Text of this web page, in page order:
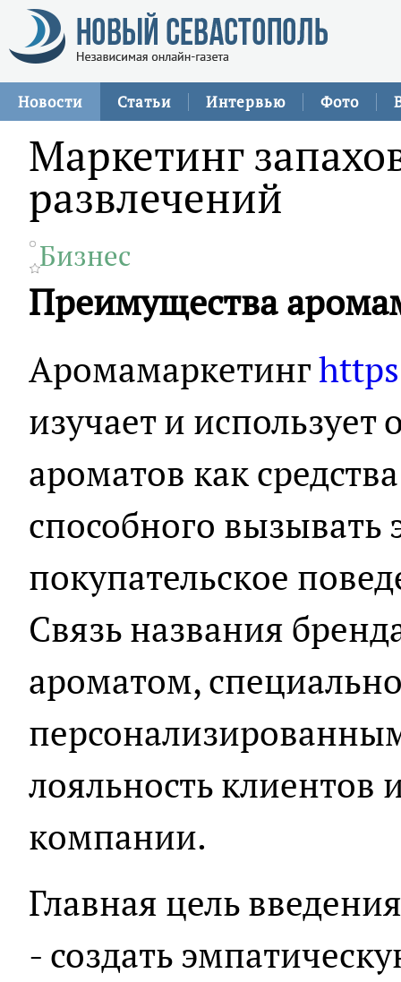
Новости Статьи Интервью Фото
Маркетинг
развлечений
Бизнес
Преимущества
Аромамаркетинг
изучает и
ароматов как
способного
покупательское
Связь названия
ароматом,
лояльность клиентов
компании.
Главная цель
- создать